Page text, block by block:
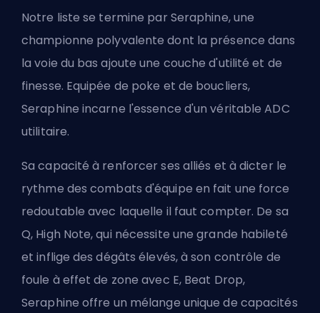
Notre liste se termine par Seraphine, une
championne polyvalente dont la présence dans
la voie du bas ajoute une couche d'utilité et de
finesse. Equipée de poke et de boucliers,
Seraphine incarne l'essence d'un véritable ADC
utilitaire.
Sa capacité à renforcer ses alliés et à dicter le
rythme des combats d'équipe en fait une force
redoutable avec laquelle il faut compter. De sa
Q, High Note, qui nécessite une grande habileté
et inflige des dégâts élevés, à son contrôle de
foule à effet de zone avec E, Beat Drop,
Seraphine offre un mélange unique de capacités